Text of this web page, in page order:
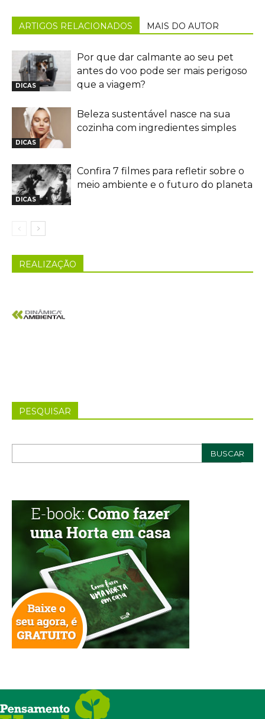
ARTIGOS RELACIONADOS MAIS DO AUTOR
DICAS
Por que dar calmante ao seu pet
antes do voo pode ser mais perigoso
que a viagem?
DICAS
Beleza sustentável nasce na sua
cozinha com ingredientes simples
DICAS
Confira 7 filmes para refletir sobre o
meio ambiente e o futuro do planeta
REALIZAÇÃO
PESQUISAR